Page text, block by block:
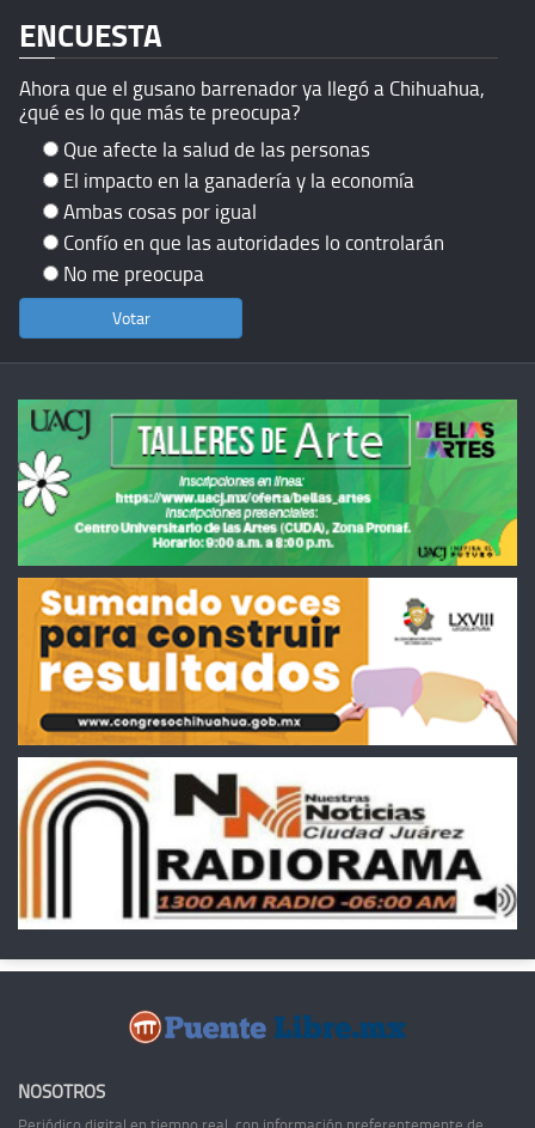
ENCUESTA
Ahora que el gusano barrenador ya llegó a Chihuahua,
¿qué es lo que más te preocupa?
Que afecte la salud de las personas
El impacto en la ganadería y la economía
Ambas cosas por igual
Confío en que las autoridades lo controlarán
No me preocupa
NOSOTROS